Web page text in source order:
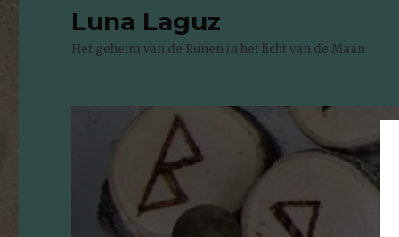
Luna Laguz
Het geheim van de Runen in het licht van de Maan